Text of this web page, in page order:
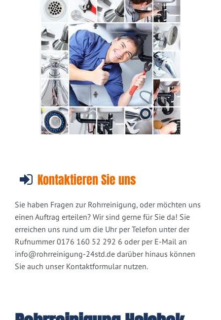
Kontaktieren Sie uns
Sie haben Fragen zur Rohrreinigung, oder möchten uns
einen Auftrag erteilen? Wir sind gerne für Sie da! Sie
erreichen uns rund um die Uhr per Telefon unter der
Rufnummer 0176 160 52 292 6 oder per E-Mail an
info@rohrreinigung-24std.de darüber hinaus können
Sie auch unser Kontaktformular nutzen.